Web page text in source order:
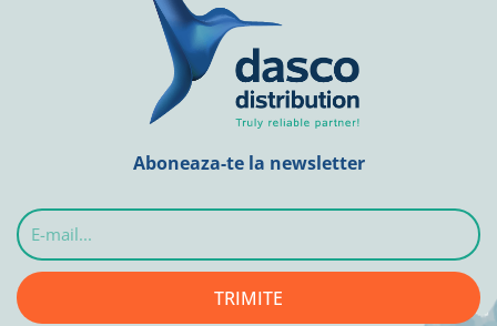
Aboneaza-te la newsletter
E-
mail...
TRIMITE